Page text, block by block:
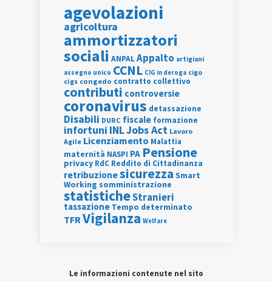
agevolazioni
agricoltura
ammortizzatori
sociali ANPALAppalto artigiani
assegno unico CCNL CIG in deroga cigo
cigs congedo contratto collettivo
contributi controversie
coronavirus detassazione
Disabili DURC fiscale formazione
infortuni INLJobs Act Lavoro
Agile Licenziamento Malattia
maternità NASPI PA Pensione
privacy RdC Reddito di Cittadinanza
retribuzionesicurezza Smart
Working somministrazione
statisticheStranieri
tassazione Tempo determinato
TFR Vigilanza Welfare
Le informazioni contenute nel sito